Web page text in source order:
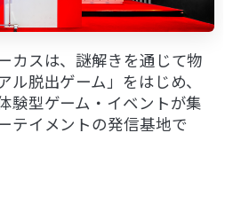
カスは、謎解きを通じて物
ル脱出ゲーム」をはじめ、
験型ゲーム・イベントが集
テイメントの発信基地で